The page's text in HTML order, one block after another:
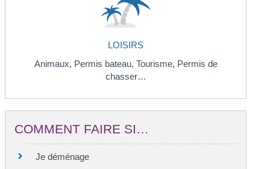
LOISIRS
Animaux, Permis bateau, Tourisme, Permis de
chasser…
COMMENT FAIRE SI…
Je déménage